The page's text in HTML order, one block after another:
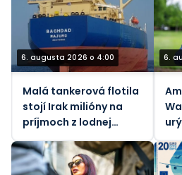
6. augusta 2026 o 4:00
Malá tankerová flotila
stojí Irak milióny na
príjmoch z lodnej
6.